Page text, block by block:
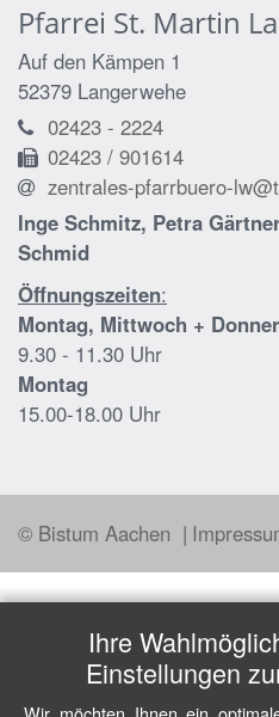
Pfarrei St. Martin
Auf den Kämpen 1
52379 Langerwehe
02423 - 2224
02423 / 901614
zentrales-pfarrbuero-
Inge Schmitz, Petra
Schmid
Öffnungszeiten:
Montag, Mittwoch +
9.30 - 11.30 Uhr
Montag
15.00-18.00 Uhr
© Bistum Aachen
Ihre
Einstellungen